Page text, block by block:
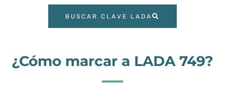
BUSCAR CLAVE LADA
¿Cómo marcar a LADA 749?